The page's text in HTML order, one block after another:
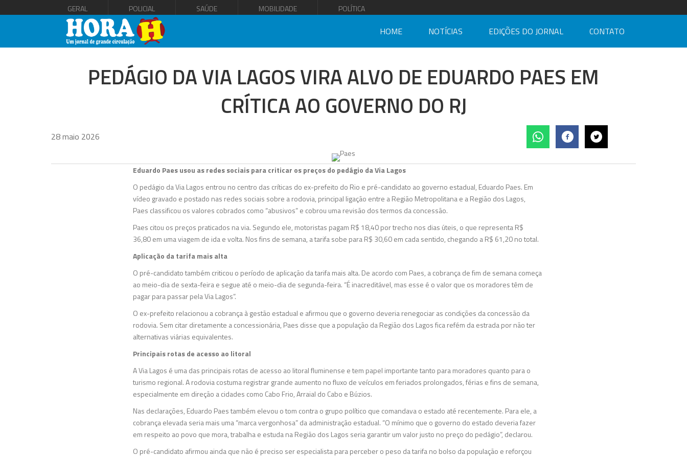
GERAL POLICIAL SAÚDE MOBILIDADE POLÍTICA
HOME NOTÍCIAS EDIÇÕES DO JORNAL CONTATO
PEDÁGIO DA VIA LAGOS VIRA ALVO DE EDUARDO PAES EM
CRÍTICA AO GOVERNO DO RJ
28 maio 2026
Eduardo Paes usou as redes sociais para criticar os preços do pedágio da Via Lagos
O pedágio da Via Lagos entrou no centro das críticas do ex-prefeito do Rio e pré-candidato ao governo estadual, Eduardo Paes. Em
vídeo gravado e postado nas redes sociais sobre a rodovia, principal ligação entre a Região Metropolitana e a Região dos Lagos,
Paes classificou os valores cobrados como “abusivos” e cobrou uma revisão dos termos da concessão.
Paes citou os preços praticados na via. Segundo ele, motoristas pagam R$ 18,40 por trecho nos dias úteis, o que representa R$
36,80 em uma viagem de ida e volta. Nos fins de semana, a tarifa sobe para R$ 30,60 em cada sentido, chegando a R$ 61,20 no total.
Aplicação da tarifa mais alta
O pré-candidato também criticou o período de aplicação da tarifa mais alta. De acordo com Paes, a cobrança de fim de semana começa
ao meio-dia de sexta-feira e segue até o meio-dia de segunda-feira. “É inacreditável, mas esse é o valor que os moradores têm de
pagar para passar pela Via Lagos”.
O ex-prefeito relacionou a cobrança à gestão estadual e afirmou que o governo deveria renegociar as condições da concessão da
rodovia. Sem citar diretamente a concessionária, Paes disse que a população da Região dos Lagos fica refém da estrada por não ter
alternativas viárias equivalentes.
Principais rotas de acesso ao litoral
A Via Lagos é uma das principais rotas de acesso ao litoral fluminense e tem papel importante tanto para moradores quanto para o
turismo regional. A rodovia costuma registrar grande aumento no fluxo de veículos em feriados prolongados, férias e fins de semana,
especialmente em direção a cidades como Cabo Frio, Arraial do Cabo e Búzios.
Nas declarações, Eduardo Paes também elevou o tom contra o grupo político que comandava o estado até recentemente. Para ele, a
cobrança elevada seria mais uma “marca vergonhosa” da administração estadual. “O mínimo que o governo do estado deveria fazer
em respeito ao povo que mora, trabalha e estuda na Região dos Lagos seria garantir um valor justo no preço do pedágio”, declarou.
O pré-candidato afirmou ainda que não é preciso ser especialista para perceber o peso da tarifa no bolso da população e reforçou